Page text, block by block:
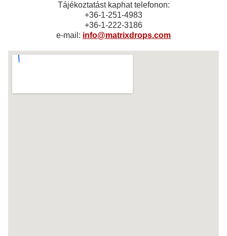
Tájékoztatást kaphat telefonon:
+36-1-251-4983
+36-1-222-3186
e-mail: info@matrixdrops.com